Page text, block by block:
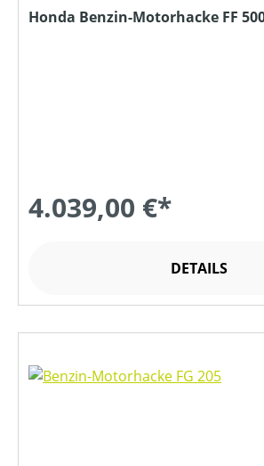
Honda Benzin-Motorhacke FF 500
4.039,00 €*
DETAILS